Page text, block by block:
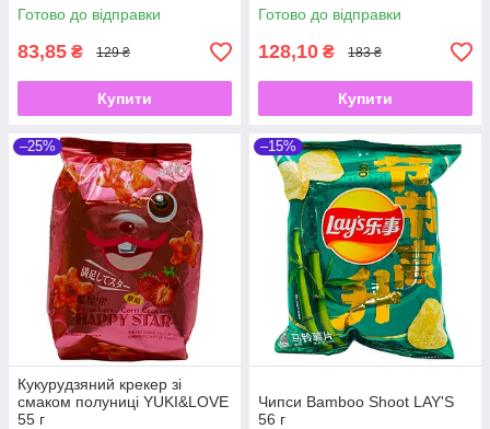
Готово до відправки
83,85 ₴ 129 ₴
Купити
Готово до відправки
128,10 ₴ 183 ₴
Купити
–25%
Кукурудзяний крекер зі
смаком полуниці YUKI&LOVE
55 г
–15%
Чипси Bamboo Shoot LAY'S
56 г